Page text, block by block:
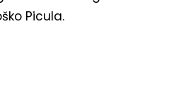
Picula.